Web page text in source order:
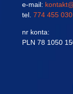
e-mail:
tel. 774 455 030
nr konta:
PLN 78 1050